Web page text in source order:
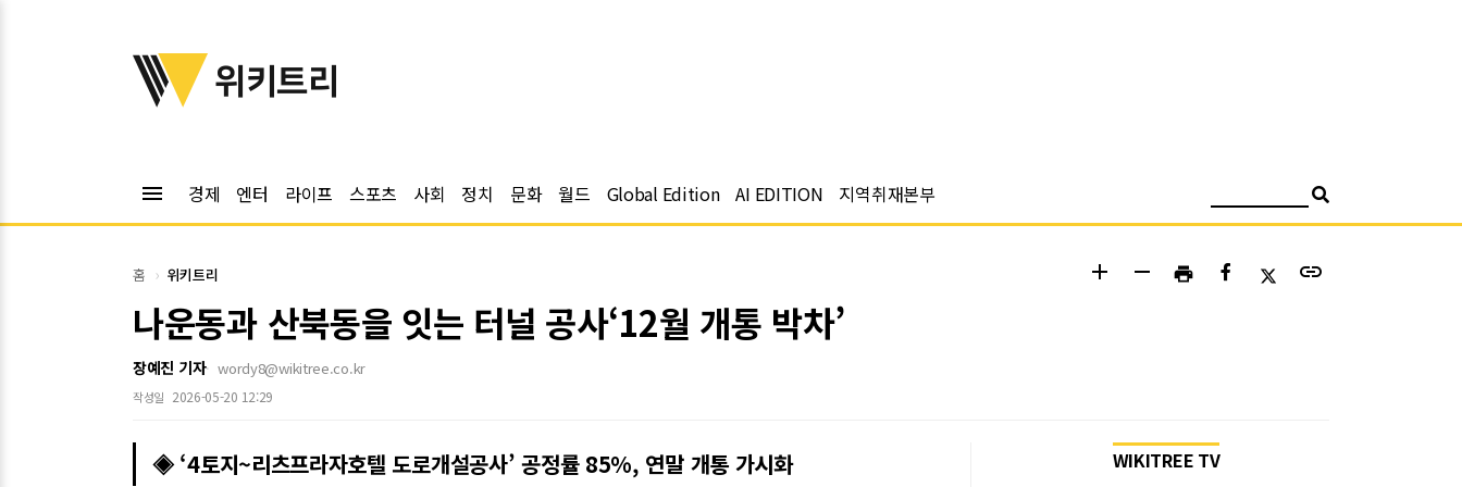
위키트리
위키트리
menu 경제 엔터 라이프 스포츠 사회 정치 문화 월드 Global Edition AI EDITION 지역취재본부
홈 위키트리 add remove print link
나운동과 산북동을 잇는 터널 공사‘12월 개통 박차’
장예진 기자 wordy8@wikitree.co.kr
작성일 2026-05-20 12:29
◈ ‘4토지~리츠프라자호텔 도로개설공사’ 공정률 85%, 연말 개통 가시화 WIKITREE TV